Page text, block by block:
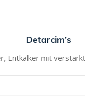
Detarcim’s
Entkalker mit